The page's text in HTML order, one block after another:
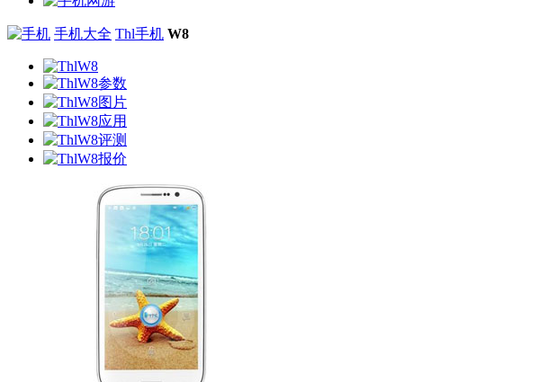
手机大全 Thl手机 W8